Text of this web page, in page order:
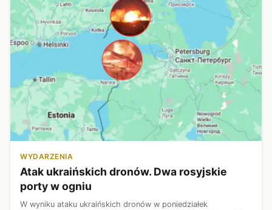
WYDARZENIA
Atak ukraińskich dronów. Dwa rosyjskie
porty w ogniu
W wyniku ataku ukraińskich dronów w poniedziałek